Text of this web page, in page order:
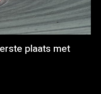
plaats met